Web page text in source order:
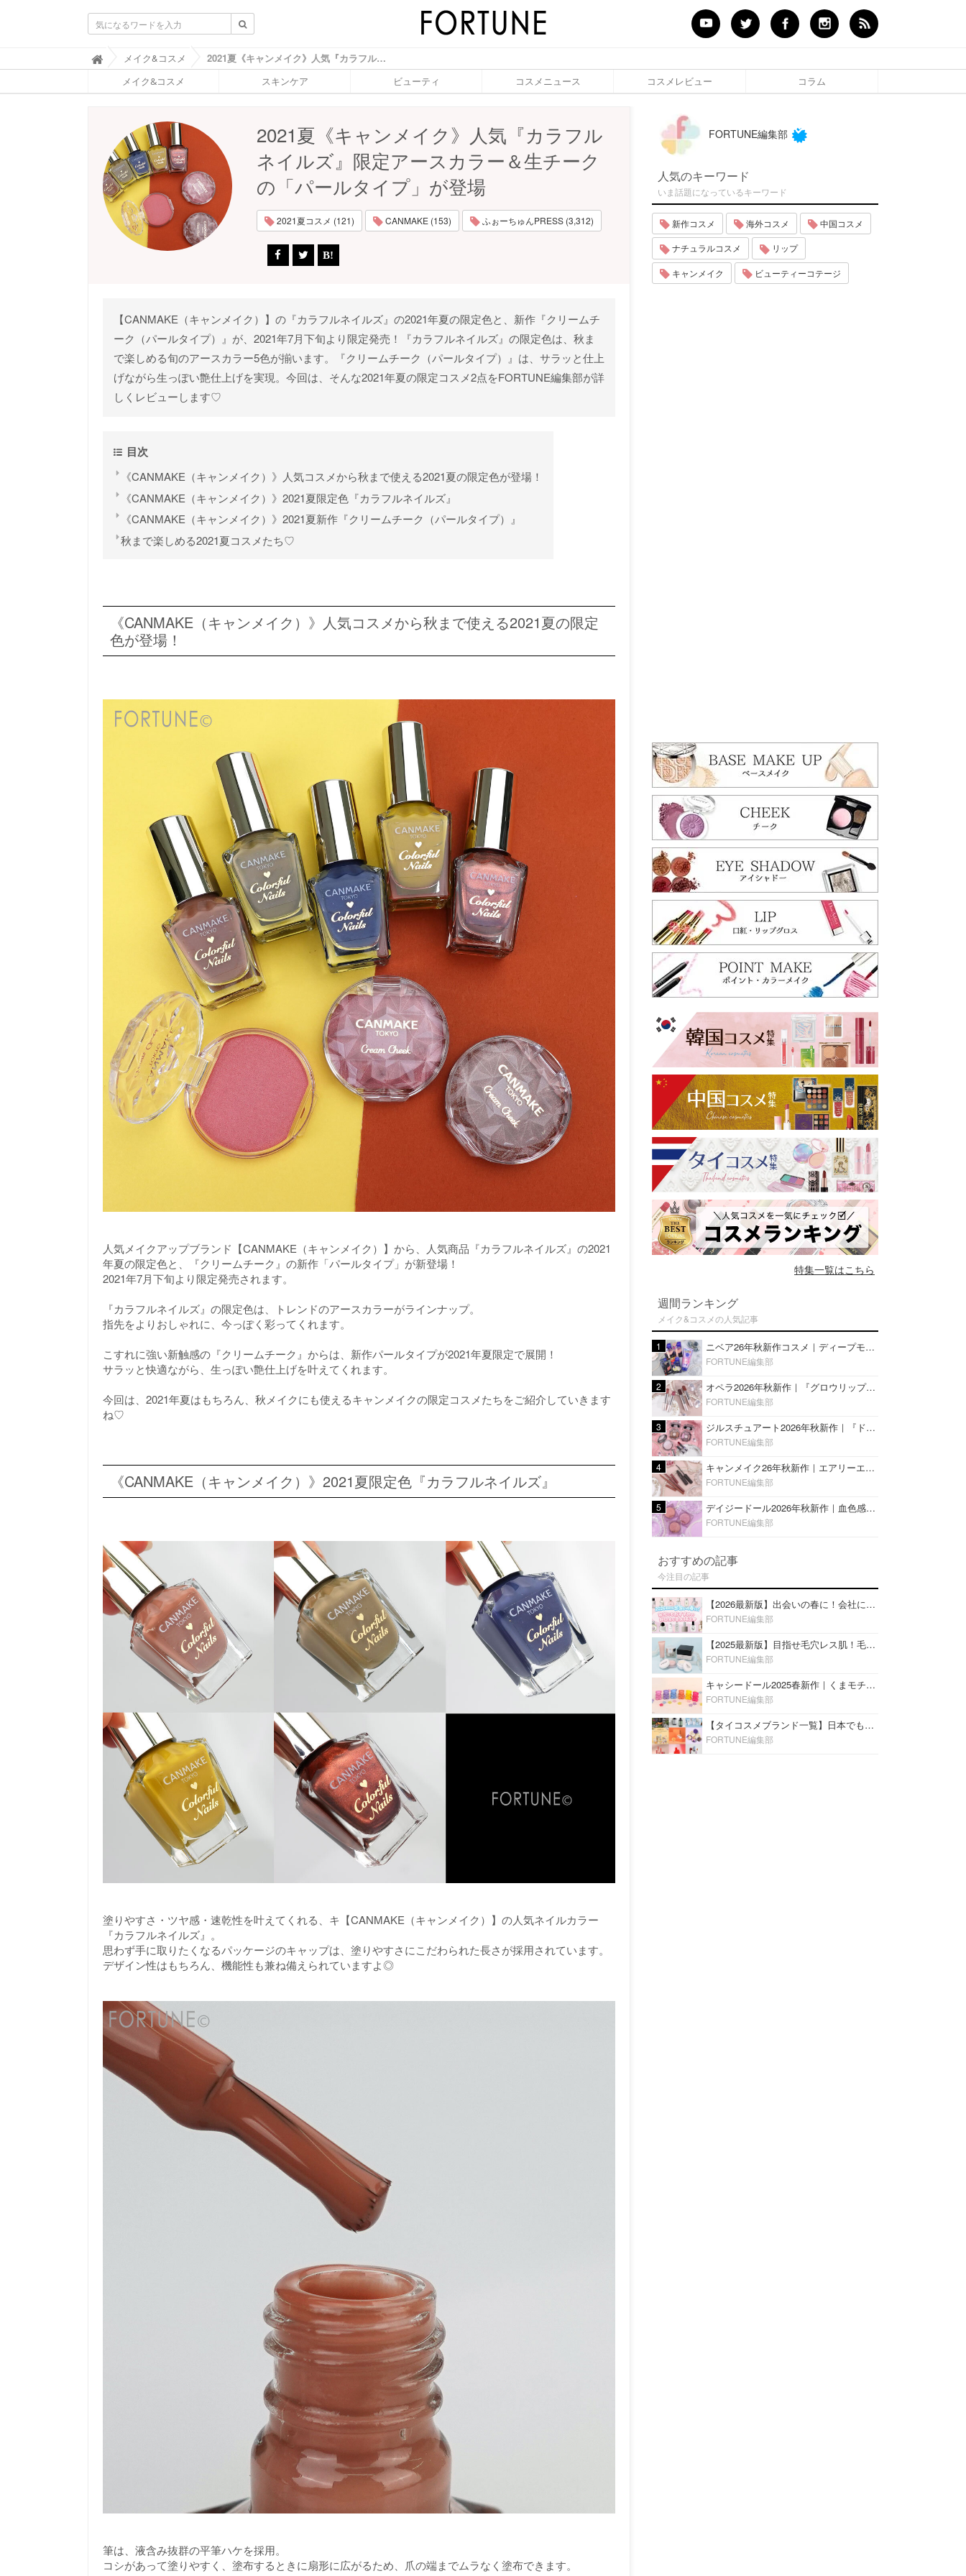
ふ
ぉ
ち
O
R
T
U
N
メイク&コスメ 2021夏《キャンメイク》人気『カラフルネイルズ』限定アースカラー＆生チークの「パールタイプ」が登場 - ふぉーちゅん(FORTUNE)
メイク&コスメ スキンケア ビューティ コスメニュース コスメレビュー コラム
2021夏《キャンメイク》人気『カラフル
ネイルズ』限定アースカラー＆生チーク
の「パールタイプ」が登場
2021夏コスメ (121) CANMAKE (153) ふぉーちゅんPRESS (3,312)
【CANMAKE（キャンメイク）】の『カラフルネイルズ』の2021年夏の限定色と、新作『クリームチ
ーク（パールタイプ）』が、2021年7月下旬より限定発売！『カラフルネイルズ』の限定色は、秋ま
で楽しめる旬のアースカラー5色が揃います。『クリームチーク（パールタイプ）』は、サラッと仕上
げながら生っぽい艶仕上げを実現。今回は、そんな2021年夏の限定コスメ2点をFORTUNE編集部が詳
しくレビューします♡
目次
《CANMAKE（キャンメイク）》人気コスメから秋まで使える2021夏の限定色が登場！
《CANMAKE（キャンメイク）》2021夏限定色『カラフルネイルズ』
《CANMAKE（キャンメイク）》2021夏新作『クリームチーク（パールタイプ）』
秋まで楽しめる2021夏コスメたち♡
《CANMAKE（キャンメイク）》人気コスメから秋まで使える2021夏の限定
色が登場！
人気メイクアップブランド【CANMAKE（キャンメイク）】から、人気商品『カラフルネイルズ』の2021
年夏の限定色と、『クリームチーク』の新作「パールタイプ」が新登場！
2021年7月下旬より限定発売されます。
『カラフルネイルズ』の限定色は、トレンドのアースカラーがラインナップ。
指先をよりおしゃれに、今っぽく彩ってくれます。
こすれに強い新触感の『クリームチーク』からは、新作パールタイプが2021年夏限定で展開！
サラッと快適ながら、生っぽい艶仕上げを叶えてくれます。
今回は、2021年夏はもちろん、秋メイクにも使えるキャンメイクの限定コスメたちをご紹介していきます
ね♡
《CANMAKE（キャンメイク）》2021夏限定色『カラフルネイルズ』
塗りやすさ・ツヤ感・速乾性を叶えてくれる、キ【CANMAKE（キャンメイク）】の人気ネイルカラー
『カラフルネイルズ』。
思わず手に取りたくなるパッケージのキャップは、塗りやすさにこだわられた長さが採用されています。
デザイン性はもちろん、機能性も兼ね備えられていますよ◎
筆は、液含み抜群の平筆ハケを採用。
コシがあって塗りやすく、塗布するときに扇形に広がるため、爪の端までムラなく塗布できます。
FORTUNE編集部
人気のキーワード
いま話題になっているキーワード
新作コスメ 海外コスメ 中国コスメ
ナチュラルコスメ リップ
キャンメイク ビューティーコテージ
特集一覧はこちら
週間ランキング
メイク&コスメの人気記事
1 ニベア26年秋新作コスメ｜ディープモイスチャーリップの美容液タイプや2in1ボディクリームスクラブも
FORTUNE編集部
2 オペラ2026年秋新作｜『グロウリップティント』の新色・限定色はローズジャムカラー♡全4色をレビュー
FORTUNE編集部
3 ジルスチュアート2026年秋新作｜『ドレスドブルーム アイズ』新色や限定ハイライト・リップをレビュー
FORTUNE編集部
4 キャンメイク26年秋新作｜エアリーエクステンションライナー＆カールスナイパーマスカラ新色をレビュー
FORTUNE編集部
5 デイジードール2026年秋新作｜血色感が可愛い♡『パウダー ブラッシュ ブルーム』新3色をレビュー
FORTUNE編集部
おすすめの記事
今注目の記事
【2026最新版】出会いの春に！会社にもおすすめの好印象な香水14選♡ビジネスの場での香水マナーも
FORTUNE編集部
【2025最新版】目指せ毛穴レス肌！毛穴を埋めて隠す「おすすめ部分用下地＆プライマー」ランキング♡
FORTUNE編集部
キャシードール2025春新作｜くまモチーフのミニリップ「シャイニーベア リップモイスト」をレビュー♡
FORTUNE編集部
【タイコスメブランド一覧】日本でも人気沸騰中の“タイコスメ”ブランド20選！
FORTUNE編集部